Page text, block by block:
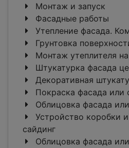
Монтаж и запуск
Фасадные работы
Утепление фасада.
Грунтовка
Монтаж утеплителя
Штукатурка фасада
Декоративная
Покраска фасада или
Облицовка фасада
Устройство коробки
сайдинг
Облицовка фасада